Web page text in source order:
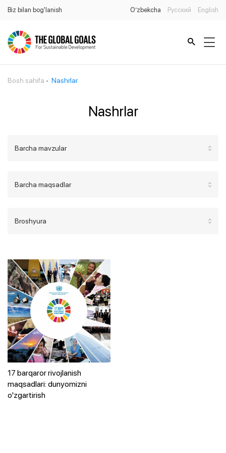
Biz bilan bog'lanish O’zbekcha Русский English
Bosh sahifa Nashrlar
Nashrlar
Barcha mavzular
Barcha maqsadlar
Broshyura
17 barqaror rivojlanish
maqsadlari: dunyomizni
o'zgartirish